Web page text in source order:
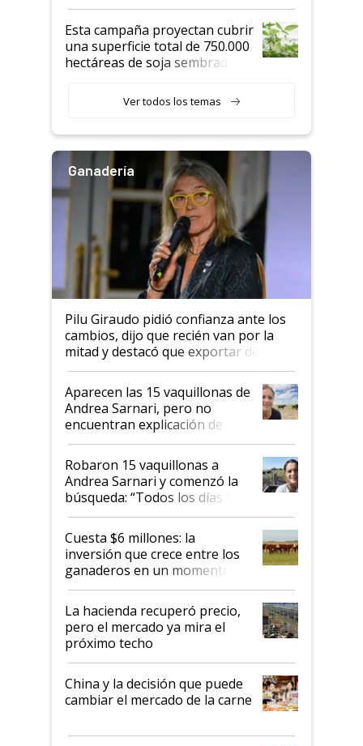
Esta campaña proyectan cubrir
una superficie total de 750.000
hectáreas de soja sembradas
variedades que marcan un
salto tecnológico en genética y
Ver todos los temas
Ganadería
Pilu Giraudo pidió confianza ante los
cambios, dijo que recién van por la
mitad y destacó que exportar dejó de
ser "para unos pocos": "Tenemos un
mandato muy claro del gobierno
nacional"
Aparecen las 15 vaquillonas de
Andrea Sarnari, pero no
encuentran explicación de
cómo llegaron allí
Robaron 15 vaquillonas a
Andrea Sarnari y comenzó la
búsqueda: “Todos los días le
toca a algún productor”
Cuesta $6 millones: la
inversión que crece entre los
ganaderos en un momento
histórico para la actividad
La hacienda recuperó precio,
pero el mercado ya mira el
próximo techo
China y la decisión que puede
cambiar el mercado de la carne